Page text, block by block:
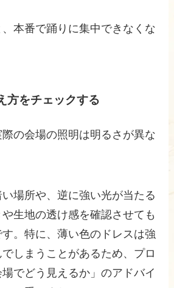
本番で踊りに集中できなくな
方をチェックする
の会場の照明は明るさが異な
場所や、逆に強い光が当たる
生地の透け感を確認させても
。特に、薄い色のドレスは強
しまうことがあるため、プロ
でどう見えるか」のアドバイ